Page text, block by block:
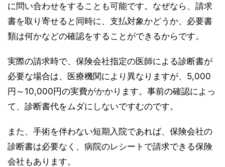
に問い合わせをすることも可能です。なぜなら、請求
書を取り寄せると同時に、支払対象かどうか、必要書
類は何かなどの確認をすることができるからです。
実際の請求時で、保険会社指定の医師による診断書が
必要な場合は、医療機関により異なりますが、5,000
円～10,000円の実費がかかります。事前の確認によっ
て、診断書代をムダにしないですむのです。
また、手術を伴わない短期入院であれば、保険会社の
診断書は必要なく、病院のレシートで請求できる保険
会社もあります。